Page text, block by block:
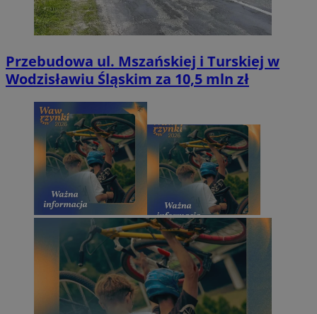
Przebudowa ul. Mszańskiej i Turskiej w
Wodzisławiu Śląskim za 10,5 mln zł